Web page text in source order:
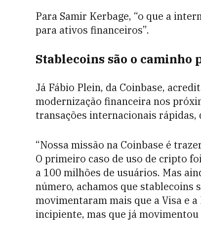
Para Samir Kerbage, “o que a
para ativos financeiros”.
Stablecoins são o caminho
Já Fábio Plein, da Coinbase,
modernização financeira nos
transações internacionais
“Nossa missão na Coinbase é
O primeiro caso de uso de cripto
a 100 milhões de usuários. Mas
número, achamos que stablecoins
movimentaram mais que a Visa e
incipiente, mas que já movimentou